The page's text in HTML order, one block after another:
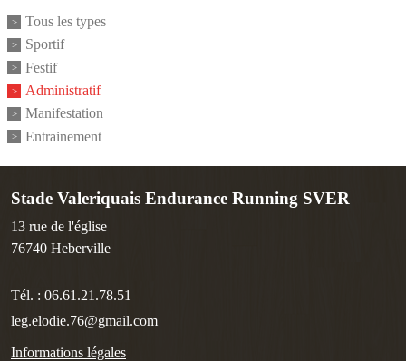
Tous les types
Sportif
Festif
Administratif
Manifestation
Entrainement
Stade Valeriquais Endurance Running SVER
13 rue de l'église
76740 Heberville
Tél. : 06.61.21.78.51
leg.elodie.76@gmail.com
Informations légales